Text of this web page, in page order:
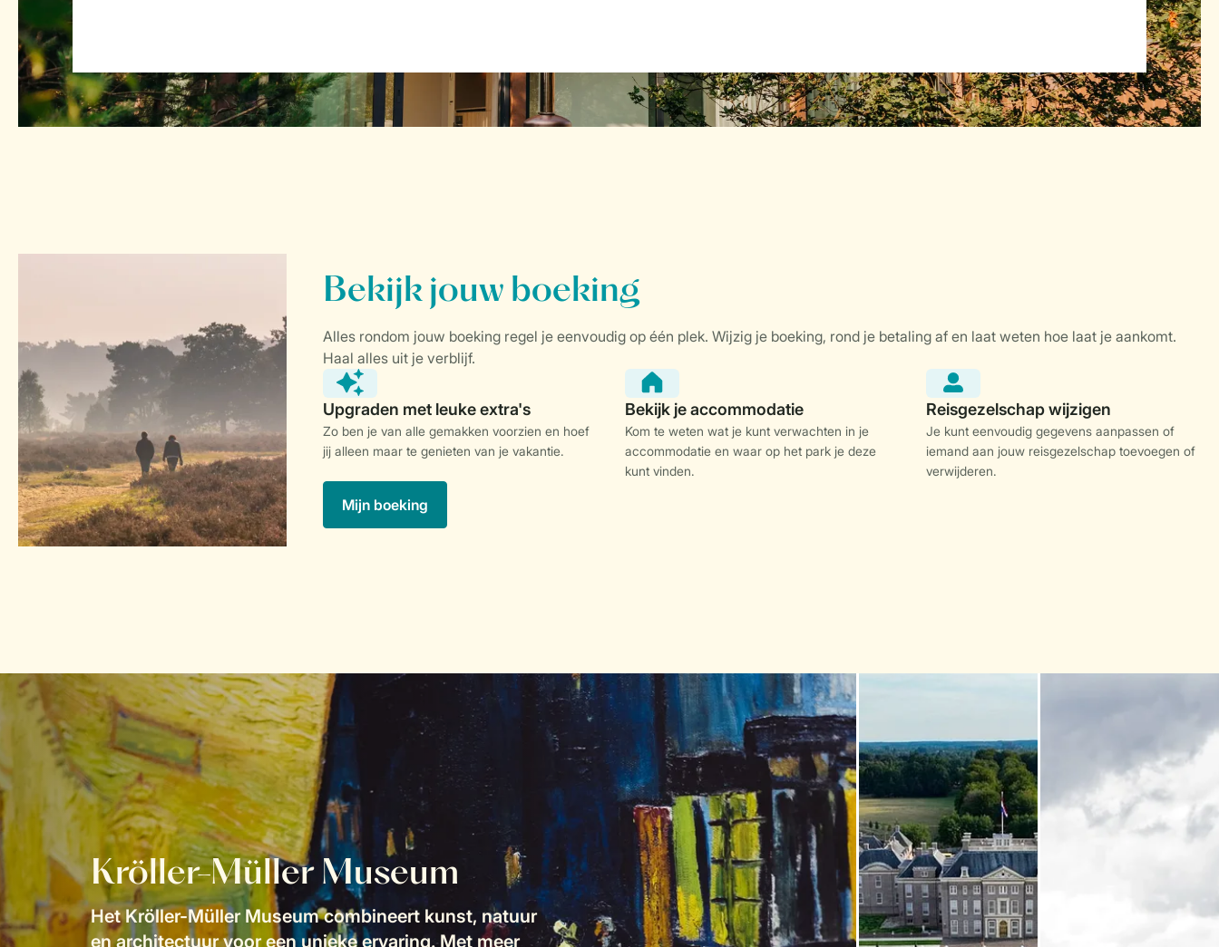
Zo ben je van alle gemakken voorzien en hoef
jij alleen maar te genieten van je vakantie.
Kom te weten wat je kunt verwachten in je
accommodatie en waar op het park je deze
kunt vinden.
Je kunt eenvoudig gegevens aanpassen of
iemand aan jouw reisgezelschap toevoegen of
verwijderen.
Mijn boeking
Kröller-Müller Museum
Het Kröller-Müller Museum combineert kunst, natuur
en architectuur voor een unieke ervaring. Met meer